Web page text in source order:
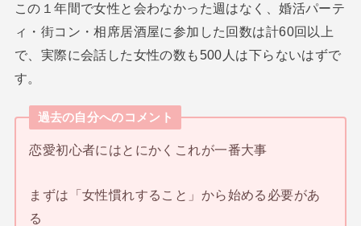
この１年間で女性と会わなかった週はなく、婚活パーテ
ィ・街コン・相席居酒屋に参加した回数は計60回以上
で、実際に会話した女性の数も500人は下らないはずで
す。
過去の自分へのコメント
恋愛初心者にはとにかくこれが一番大事
まずは「女性慣れすること」から始める必要があ
る